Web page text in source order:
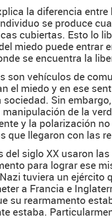
la diferencia entre
se produce
cubiertas. Esto lo
miedo puede entrar
se encuentra la
son vehículos de
el miedo y en ese
Sin
de la
y la polarización
que llegaron con las
siglo XX usaron
para lograr ese
tuviera un ejército
a Francia e
su rearmamento
estaba.